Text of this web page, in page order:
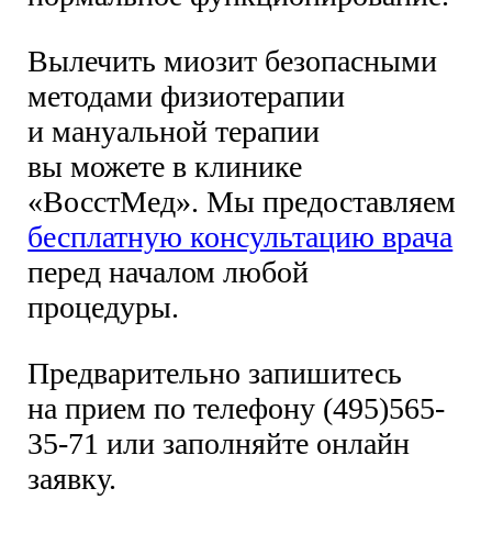
Вылечить миозит безопасными
методами физиотерапии
и мануальной терапии
вы можете в клинике
«ВосстМед». Мы предоставляем
бесплатную консультацию врача
перед началом любой
процедуры.
Предварительно запишитесь
на прием по телефону (495)565-
35-71 или заполняйте онлайн
заявку.